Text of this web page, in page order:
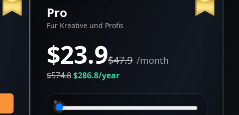
Pro
Für Kreative und Profis
$23.9$47.9 /month
$574.8$286.8/year